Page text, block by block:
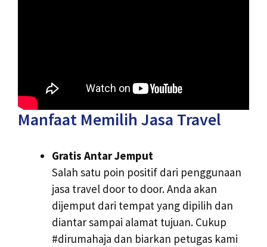
Manfaat Memilih Jasa Travel
Gratis Antar Jemput
Salah satu poin positif dari penggunaan
jasa travel door to door. Anda akan
dijemput dari tempat yang dipilih dan
diantar sampai alamat tujuan. Cukup
#dirumahaja dan biarkan petugas kami